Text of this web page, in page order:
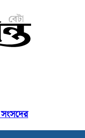
সংসদের